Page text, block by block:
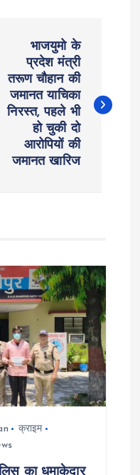
भाजयुमो के
प्रदेश मंत्री
तरूण चौहान की
जमानत याचिका
निरस्त, पहले भी
हो चुकी दो
आरोपियों की
जमानत खारिज
क्राइम
का धमाकेदार